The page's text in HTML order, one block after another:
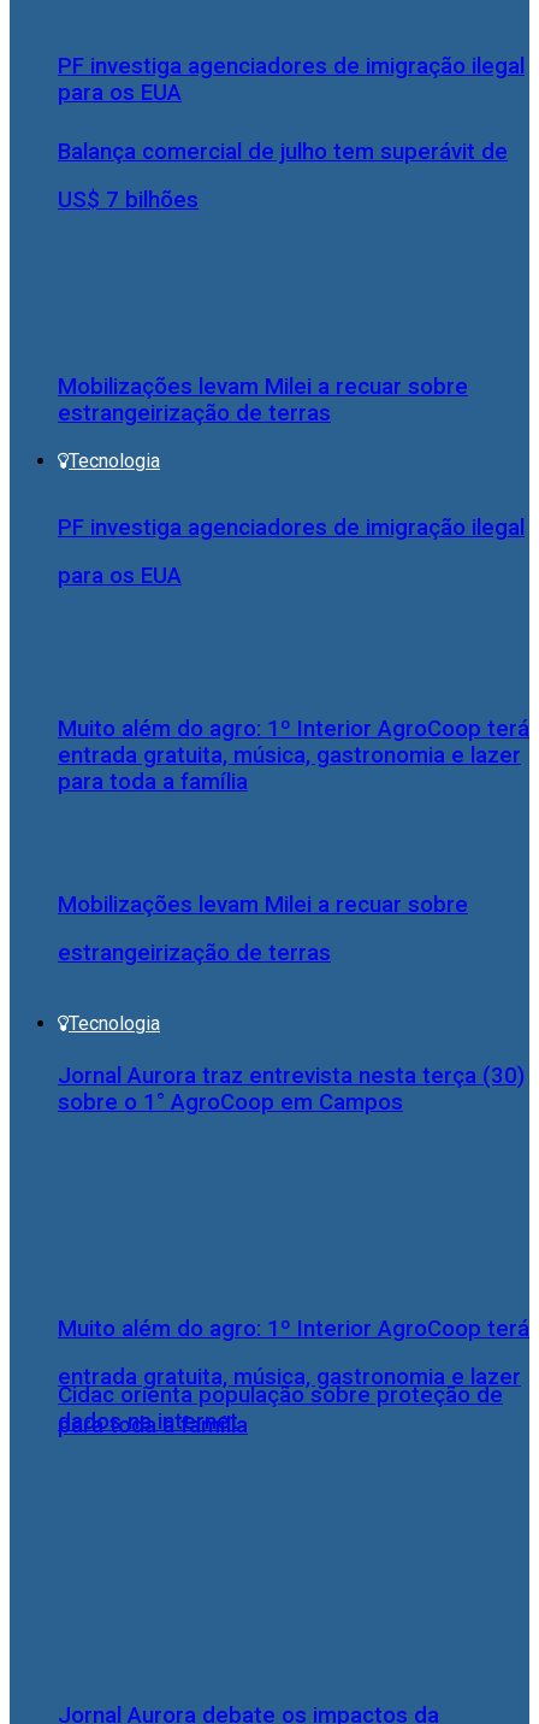
Balança comercial de julho tem superávit de
US$ 7 bilhões
PF investiga agenciadores de imigração ilegal
para os EUA
Mobilizações levam Milei a recuar sobre
estrangeirização de terras
Tecnologia
Muito além do agro: 1º Interior AgroCoop terá
entrada gratuita, música, gastronomia e lazer
para toda a família
PF investiga agenciadores de imigração ilegal
para os EUA
Mobilizações levam Milei a recuar sobre
estrangeirização de terras
Tecnologia
Muito além do agro: 1º Interior AgroCoop terá
entrada gratuita, música, gastronomia e lazer
para toda a família
Jornal Aurora traz entrevista nesta terça (30)
sobre o 1° AgroCoop em Campos
Cidac orienta população sobre proteção de
dados na internet
Jornal Aurora debate os impactos da